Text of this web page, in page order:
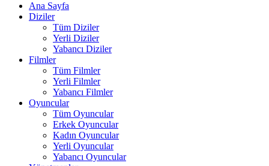
Ana Sayfa
Diziler
Tüm Diziler
Yerli Diziler
Yabancı Diziler
Filmler
Tüm Filmler
Yerli Filmler
Yabancı Filmler
Oyuncular
Tüm Oyuncular
Erkek Oyuncular
Kadın Oyuncular
Yerli Oyuncular
Yabancı Oyuncular